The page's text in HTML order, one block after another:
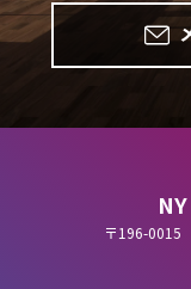
〒196-0015